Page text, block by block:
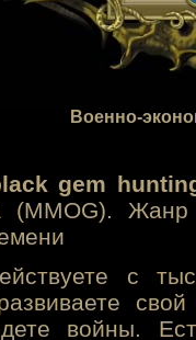
Военно-
gem
(MMOG). Жанр
с
свой
войны.